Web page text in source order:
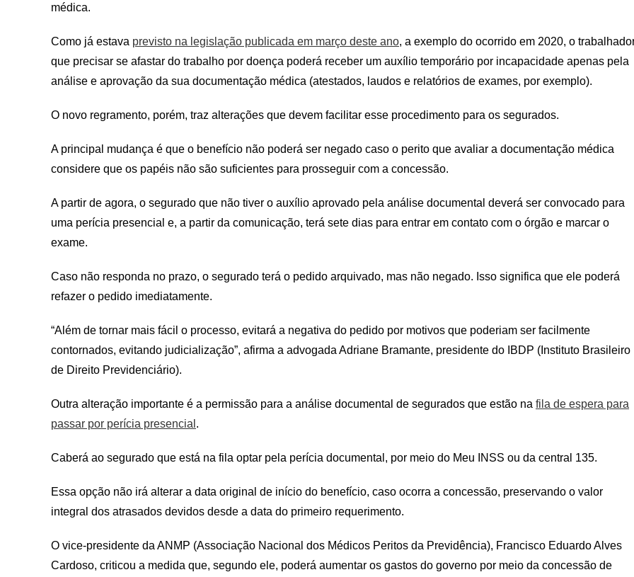
médica.
Como já estava previsto na legislação publicada em março deste ano, a exemplo do ocorrido em 2020, o
que precisar se afastar do trabalho por doença poderá receber um auxílio temporário por incapacidade apenas pela
análise e aprovação da sua documentação médica (atestados, laudos e relatórios de exames, por exemplo).
O novo regramento, porém, traz alterações que devem facilitar esse procedimento para os segurados.
A principal mudança é que o benefício não poderá ser negado caso o perito que avaliar a documentação médica
considere que os papéis não são suficientes para prosseguir com a concessão.
A partir de agora, o segurado que não tiver o auxílio aprovado pela análise documental deverá ser convocado para
uma perícia presencial e, a partir da comunicação, terá sete dias para entrar em contato com o órgão e marcar o
exame.
Caso não responda no prazo, o segurado terá o pedido arquivado, mas não negado. Isso significa que ele poderá
refazer o pedido imediatamente.
“Além de tornar mais fácil o processo, evitará a negativa do pedido por motivos que poderiam ser facilmente
contornados, evitando judicialização”, afirma a advogada Adriane Bramante, presidente do IBDP (Instituto Brasileiro
de Direito Previdenciário).
Outra alteração importante é a permissão para a análise documental de segurados que estão na fila de espera para
passar por perícia presencial .
Caberá ao segurado que está na fila optar pela perícia documental, por meio do Meu INSS ou da central 135.
Essa opção não irá alterar a data original de início do benefício, caso ocorra a concessão, preservando o valor
integral dos atrasados devidos desde a data do primeiro requerimento.
O vice-presidente da ANMP (Associação Nacional dos Médicos Peritos da Previdência), Francisco Eduardo Alves
Cardoso, criticou a medida que, segundo ele, poderá aumentar os gastos do governo por meio da concessão de